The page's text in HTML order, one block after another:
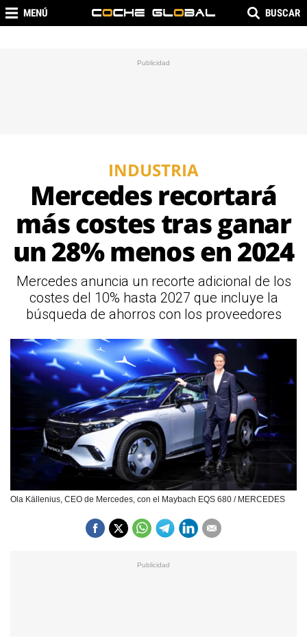
MENÚ BUSCAR
INDUSTRIA
Mercedes recortará
más costes tras ganar
un 28% menos en 2024
Mercedes anuncia un recorte adicional de los
costes del 10% hasta 2027 que incluye la
búsqueda de ahorros con los proveedores
Ola Källenius, CEO de Mercedes, con el Maybach EQS 680 / MERCEDES